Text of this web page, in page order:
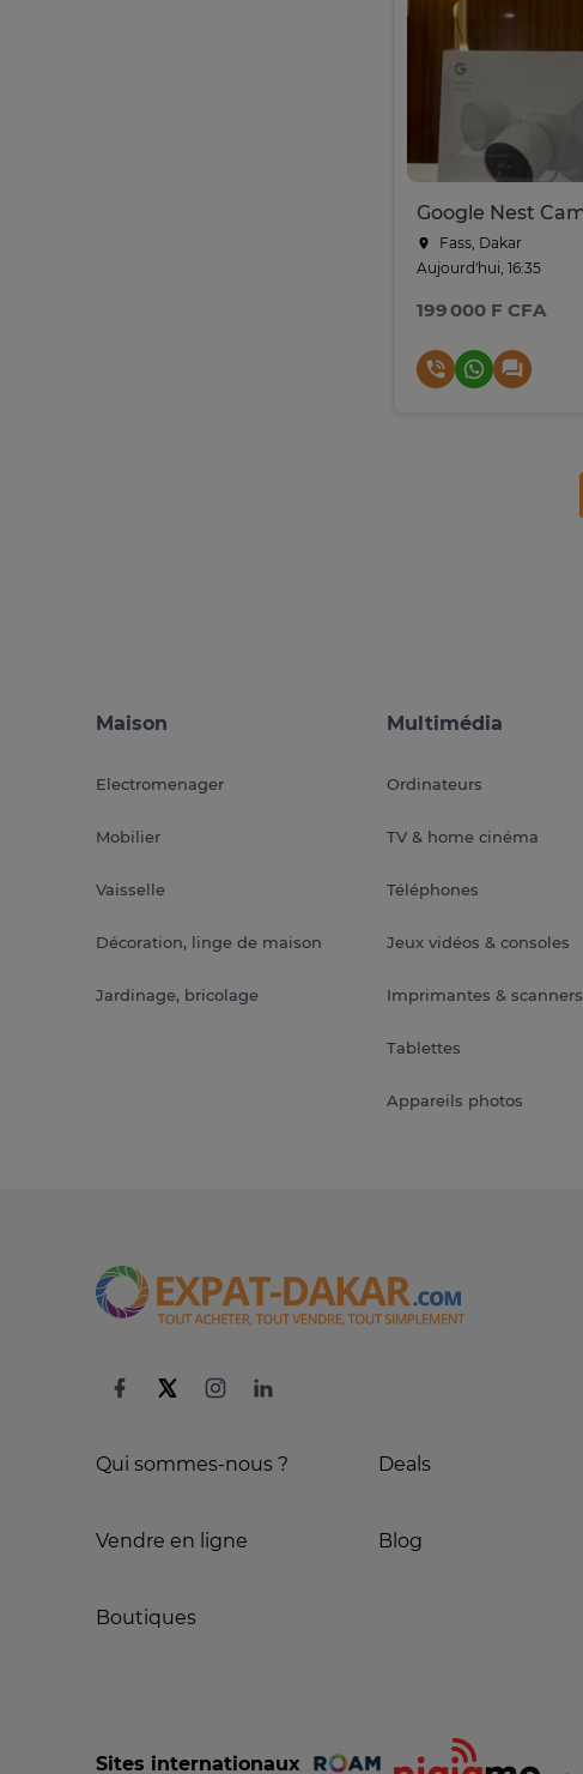
Fass, Dakar
Aujourd'hui, 16:35
199 000 F CFA
Maison
Electromenager
Mobilier
Vaisselle
Décoration, linge de maison
Jardinage, bricolage
Multimédia
Ordinateurs
TV & home cinéma
Téléphones
Jeux vidéos & consoles
Imprimantes & scanners
Tablettes
Appareils photos
Qui sommes-nous ?
Vendre en ligne
Boutiques
Deals
Blog
Sites internationaux